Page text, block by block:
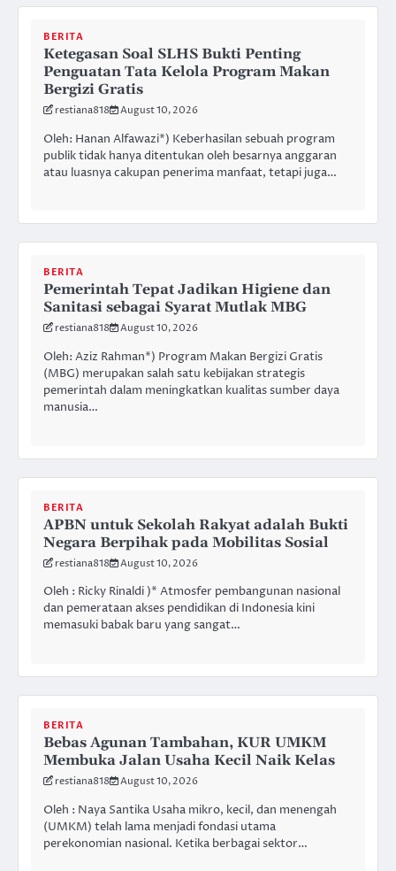
BERITA
Ketegasan Soal SLHS Bukti Penting
Penguatan Tata Kelola Program Makan
Bergizi Gratis
restiana818 August 10, 2026
Oleh: Hanan Alfawazi*) Keberhasilan sebuah program
publik tidak hanya ditentukan oleh besarnya anggaran
atau luasnya cakupan penerima manfaat, tetapi juga…
BERITA
Pemerintah Tepat Jadikan Higiene dan
Sanitasi sebagai Syarat Mutlak MBG
restiana818 August 10, 2026
Oleh: Aziz Rahman*) Program Makan Bergizi Gratis
(MBG) merupakan salah satu kebijakan strategis
pemerintah dalam meningkatkan kualitas sumber daya
manusia…
BERITA
APBN untuk Sekolah Rakyat adalah Bukti
Negara Berpihak pada Mobilitas Sosial
restiana818 August 10, 2026
Oleh : Ricky Rinaldi )* Atmosfer pembangunan nasional
dan pemerataan akses pendidikan di Indonesia kini
memasuki babak baru yang sangat…
BERITA
Bebas Agunan Tambahan, KUR UMKM
Membuka Jalan Usaha Kecil Naik Kelas
restiana818 August 10, 2026
Oleh : Naya Santika Usaha mikro, kecil, dan menengah
(UMKM) telah lama menjadi fondasi utama
perekonomian nasional. Ketika berbagai sektor…